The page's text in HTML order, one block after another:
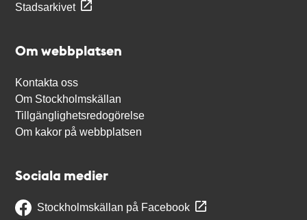
Stadsarkivet
Om webbplatsen
Kontakta oss
Om Stockholmskällan
Tillgänglighetsredogörelse
Om kakor på webbplatsen
Sociala medier
Stockholmskällan på Facebook